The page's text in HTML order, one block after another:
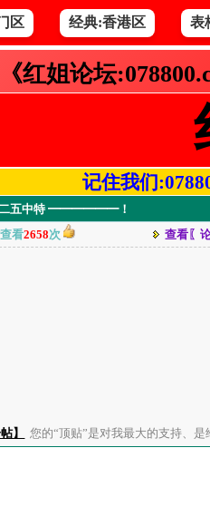
区 经典:香港区 表
《红姐论坛
记住我们
五中特 ━━━━━━！
看2658次 查看〖
】 您的“顶贴”是对我最大的支持、